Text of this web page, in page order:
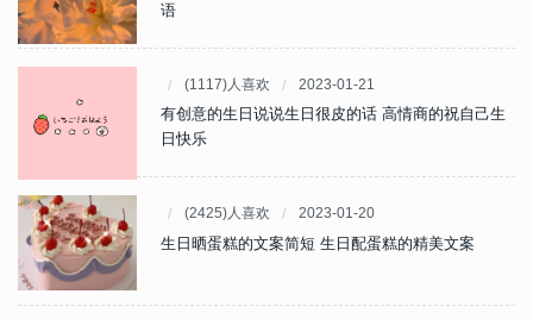
语
(1117)人喜欢 2023-01-21
有创意的生日说说生日很皮的话 高情商的祝自己生
日快乐
(2425)人喜欢 2023-01-20
生日晒蛋糕的文案简短 生日配蛋糕的精美文案